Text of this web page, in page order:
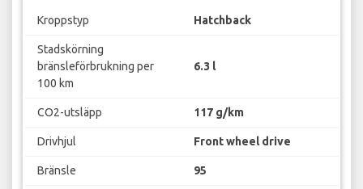
Kroppstyp Hatchback
Stadskörning
bränsleförbrukning per
100 km
6.3 l
CO2-utsläpp 117 g/km
Drivhjul Front wheel drive
Bränsle 95